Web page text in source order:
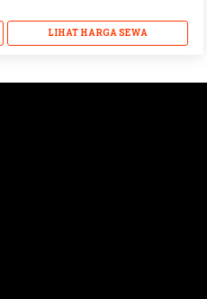
LIHAT HARGA SEWA